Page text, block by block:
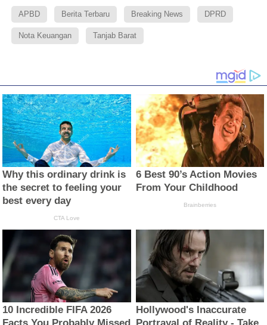
APBD Berita Terbaru Breaking News DPRD
Nota Keuangan Tanjab Barat